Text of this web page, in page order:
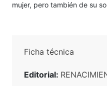
mujer, pero también de su
Ficha técnica
Editorial: